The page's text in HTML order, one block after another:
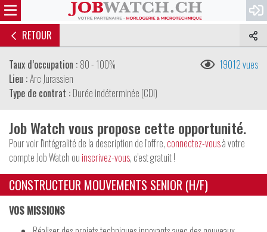
RETOUR
Taux d’occupation : 80 - 100%
Lieu :Arc Jurassien
Type de contrat : Durée indéterminée (CDI)
19012 vues
Job Watch vous propose cette opportunité.
Pour voir l'intégralité de la description de l'offre, connectez-vousà votre
compte Job Watch ou inscrivez-vous, c'est gratuit !
CONSTRUCTEUR MOUVEMENTS SENIOR (H/F)
VOS MISSIONS